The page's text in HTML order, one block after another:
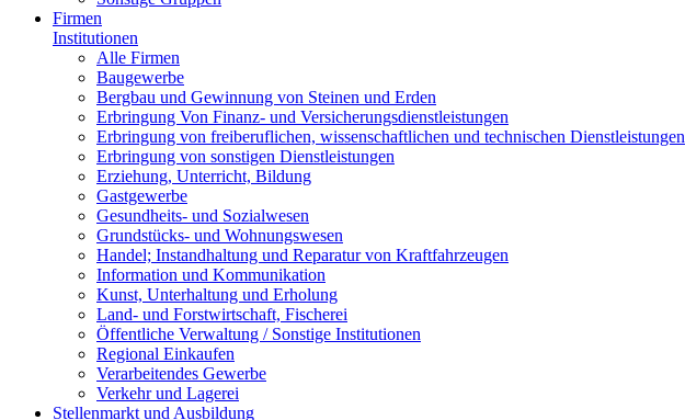
Firmen
Institutionen
Alle Firmen
Baugewerbe
Bergbau und Gewinnung von Steinen und Erden
Erbringung Von Finanz- und Versicherungsdienstleistungen
Erbringung von freiberuflichen, wissenschaftlichen und technischen Dienstleistungen
Erbringung von sonstigen Dienstleistungen
Erziehung, Unterricht, Bildung
Gastgewerbe
Gesundheits- und Sozialwesen
Grundstücks- und Wohnungswesen
Handel; Instandhaltung und Reparatur von Kraftfahrzeugen
Information und Kommunikation
Kunst, Unterhaltung und Erholung
Land- und Forstwirtschaft, Fischerei
Öffentliche Verwaltung / Sonstige Institutionen
Regional Einkaufen
Verarbeitendes Gewerbe
Verkehr und Lagerei
Stellenmarkt und Ausbildung